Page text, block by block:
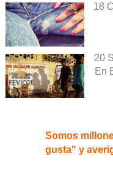
18
20
En
Somos
gusta" y